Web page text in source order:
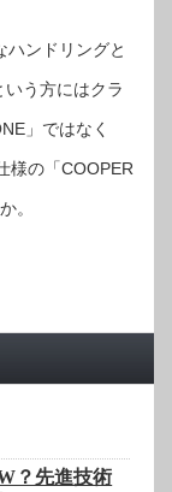
ハンドリングと
う方にはクラ
」ではなく
様の「COOPER
。
？先進技術